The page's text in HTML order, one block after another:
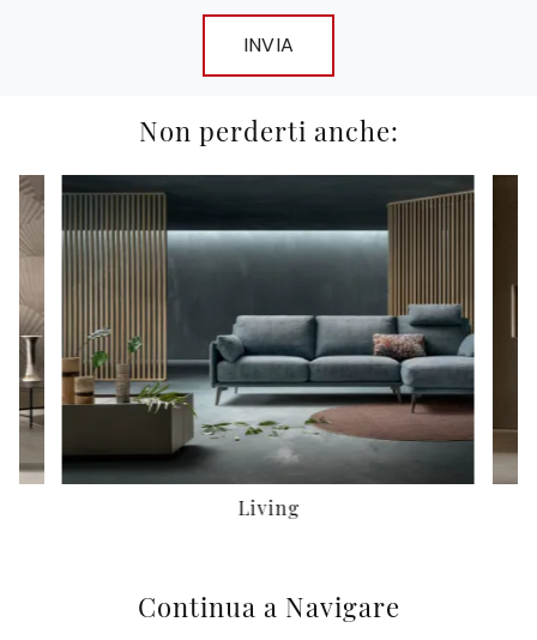
INVIA
Non perderti anche:
Living
Continua a Navigare